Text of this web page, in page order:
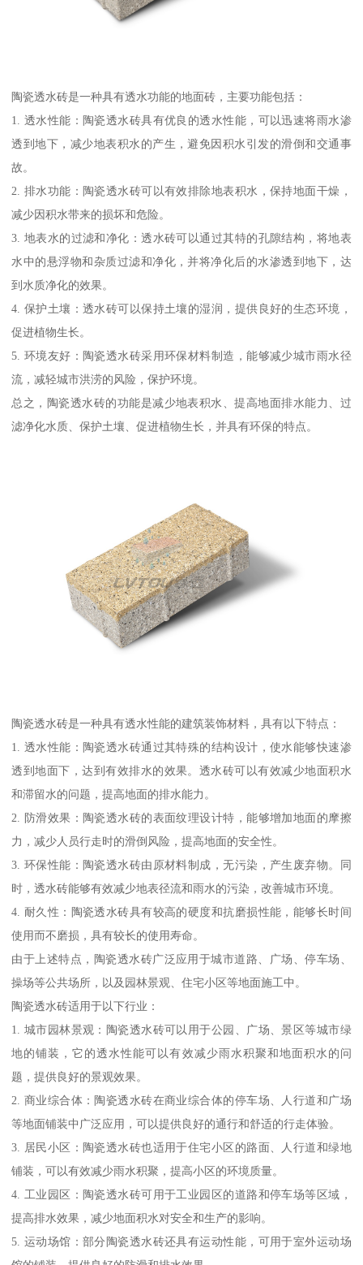
陶瓷透水砖是一种具有透水功能的地面砖，主要功能包括：
1. 透水性能：陶瓷透水砖具有优良的透水性能，可以迅速将雨水渗
透到地下，减少地表积水的产生，避免因积水引发的滑倒和交通事
故。
2. 排水功能：陶瓷透水砖可以有效排除地表积水，保持地面干燥，
减少因积水带来的损坏和危险。
3. 地表水的过滤和净化：透水砖可以通过其特的孔隙结构，将地表
水中的悬浮物和杂质过滤和净化，并将净化后的水渗透到地下，达
到水质净化的效果。
4. 保护土壤：透水砖可以保持土壤的湿润，提供良好的生态环境，
促进植物生长。
5. 环境友好：陶瓷透水砖采用环保材料制造，能够减少城市雨水径
流，减轻城市洪涝的风险，保护环境。
总之，陶瓷透水砖的功能是减少地表积水、提高地面排水能力、过
滤净化水质、保护土壤、促进植物生长，并具有环保的特点。
陶瓷透水砖是一种具有透水性能的建筑装饰材料，具有以下特点：
1. 透水性能：陶瓷透水砖通过其特殊的结构设计，使水能够快速渗
透到地面下，达到有效排水的效果。透水砖可以有效减少地面积水
和滞留水的问题，提高地面的排水能力。
2. 防滑效果：陶瓷透水砖的表面纹理设计特，能够增加地面的摩擦
力，减少人员行走时的滑倒风险，提高地面的安全性。
3. 环保性能：陶瓷透水砖由原材料制成，无污染，产生废弃物。同
时，透水砖能够有效减少地表径流和雨水的污染，改善城市环境。
4. 耐久性：陶瓷透水砖具有较高的硬度和抗磨损性能，能够长时间
使用而不磨损，具有较长的使用寿命。
由于上述特点，陶瓷透水砖广泛应用于城市道路、广场、停车场、
操场等公共场所，以及园林景观、住宅小区等地面施工中。
陶瓷透水砖适用于以下行业：
1. 城市园林景观：陶瓷透水砖可以用于公园、广场、景区等城市绿
地的铺装，它的透水性能可以有效减少雨水积聚和地面积水的问
题，提供良好的景观效果。
2. 商业综合体：陶瓷透水砖在商业综合体的停车场、人行道和广场
等地面铺装中广泛应用，可以提供良好的通行和舒适的行走体验。
3. 居民小区：陶瓷透水砖也适用于住宅小区的路面、人行道和绿地
铺装，可以有效减少雨水积聚，提高小区的环境质量。
4. 工业园区：陶瓷透水砖可用于工业园区的道路和停车场等区域，
提高排水效果，减少地面积水对安全和生产的影响。
5. 运动场馆：部分陶瓷透水砖还具有运动性能，可用于室外运动场